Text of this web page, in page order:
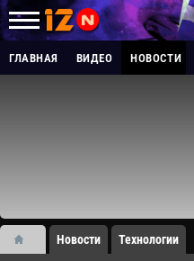
ГЛАВНАЯ ВИДЕО НОВОСТИ
Новости Технологии